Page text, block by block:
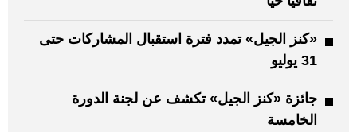
«كنز الجيل» تمدد فترة استقبال المشاركات حتى
31 يوليو
جائزة «كنز الجيل» تكشف عن لجنة الدورة
الخامسة